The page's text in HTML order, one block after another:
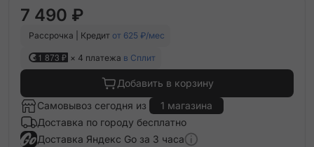
7 490 ₽
Рассрочка | Кредит от 625 ₽/мес
1 873 ₽ × 4 платежа в Сплит
Добавить в корзину
Самовывоз сегодня из
1 магазина
Доставка по городу бесплатно
Доставка Яндекс Go за 3 часа